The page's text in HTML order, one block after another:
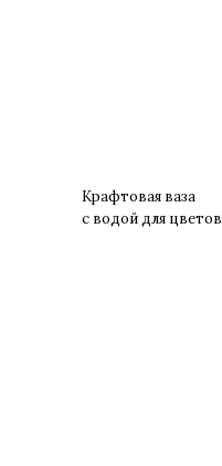
Крафтовая ваза
с водой для цветов